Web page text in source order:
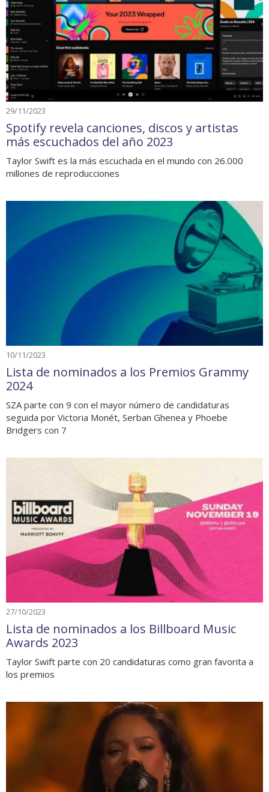
29/11/2023
Spotify revela canciones, discos y artistas
más escuchados del año 2023
Taylor Swift es la más escuchada en el mundo con 26.000
millones de reproducciones
10/11/2023
Lista de nominados a los Premios Grammy
2024
SZA parte con 9 con el mayor número de candidaturas
seguida por Victoria Monét, Serban Ghenea y Phoebe
Bridgers con 7
27/10/2023
Lista de nominados a los Billboard Music
Awards 2023
Taylor Swift parte con 20 candidaturas como gran favorita a
los premios